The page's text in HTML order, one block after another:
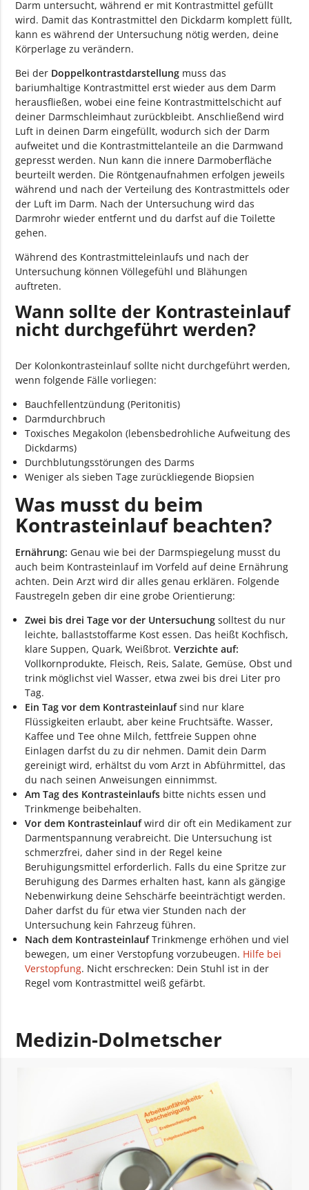
Darm untersucht, während er mit Kontrastmittel gefüllt
wird. Damit das Kontrastmittel den Dickdarm komplett füllt,
kann es während der Untersuchung nötig werden, deine
Körperlage zu verändern.
Bei der Doppelkontrastdarstellung muss das
bariumhaltige Kontrastmittel erst wieder aus dem Darm
herausfließen, wobei eine feine Kontrastmittelschicht auf
deiner Darmschleimhaut zurückbleibt. Anschließend wird
Luft in deinen Darm eingefüllt, wodurch sich der Darm
aufweitet und die Kontrastmittelanteile an die Darmwand
gepresst werden. Nun kann die innere Darmoberfläche
beurteilt werden. Die Röntgenaufnahmen erfolgen jeweils
während und nach der Verteilung des Kontrastmittels oder
der Luft im Darm. Nach der Untersuchung wird das
Darmrohr wieder entfernt und du darfst auf die Toilette
gehen.
Während des Kontrastmitteleinlaufs und nach der
Untersuchung können Völlegefühl und Blähungen
auftreten.
Wann sollte der Kontrasteinlauf
nicht durchgeführt werden?
Der Kolonkontrasteinlauf sollte nicht durchgeführt werden,
wenn folgende Fälle vorliegen:
Bauchfellentzündung (Peritonitis)
Darmdurchbruch
Toxisches Megakolon (lebensbedrohliche Aufweitung des
Dickdarms)
Durchblutungsstörungen des Darms
Weniger als sieben Tage zurückliegende Biopsien
Was musst du beim
Kontrasteinlauf beachten?
Ernährung: Genau wie bei der Darmspiegelung musst du
auch beim Kontrasteinlauf im Vorfeld auf deine Ernährung
achten. Dein Arzt wird dir alles genau erklären. Folgende
Faustregeln geben dir eine grobe Orientierung:
Zwei bis drei Tage vor der Untersuchung solltest du nur
leichte, ballaststoffarme Kost essen. Das heißt Kochfisch,
klare Suppen, Quark, Weißbrot.Verzichte auf:
Vollkornprodukte, Fleisch, Reis, Salate, Gemüse, Obst und
trink möglichst viel Wasser, etwa zwei bis drei Liter pro
Tag.
Ein Tag vor dem Kontrasteinlaufsind nur klare
Flüssigkeiten erlaubt, aber keine Fruchtsäfte. Wasser,
Kaffee und Tee ohne Milch, fettfreie Suppen ohne
Einlagen darfst du zu dir nehmen. Damit dein Darm
gereinigt wird, erhältst du vom Arzt in Abführmittel, das
du nach seinen Anweisungen einnimmst.
Am Tag des Kontrasteinlaufs bitte nichts essen und
Trinkmenge beibehalten.
Vor dem Kontrasteinlaufwird dir oft ein Medikament zur
Darmentspannung verabreicht. Die Untersuchung ist
schmerzfrei, daher sind in der Regel keine
Beruhigungsmittel erforderlich. Falls du eine Spritze zur
Beruhigung des Darmes erhalten hast, kann als gängige
Nebenwirkung deine Sehschärfe beeinträchtigt werden.
Daher darfst du für etwa vier Stunden nach der
Untersuchung kein Fahrzeug führen.
Nach dem KontrasteinlaufTrinkmenge erhöhen und viel
bewegen, um einer Verstopfung vorzubeugen. Hilfe bei
Verstopfung. Nicht erschrecken: Dein Stuhl ist in der
Regel vom Kontrastmittel weiß gefärbt.
Medizin-Dolmetscher